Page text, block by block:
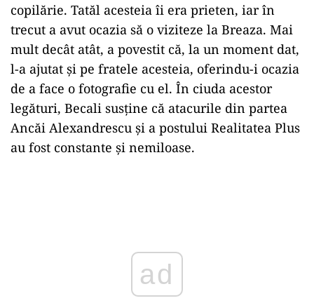
copilărie. Tatăl acesteia îi era prieten, iar în
trecut a avut ocazia să o viziteze la Breaza. Mai
mult decât atât, a povestit că, la un moment dat,
l-a ajutat și pe fratele acesteia, oferindu-i ocazia
de a face o fotografie cu el. În ciuda acestor
legături, Becali susține că atacurile din partea
Ancăi Alexandrescu și a postului Realitatea Plus
au fost constante și nemiloase.